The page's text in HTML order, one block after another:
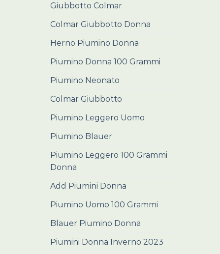
Giubbotto Colmar
Colmar Giubbotto Donna
Herno Piumino Donna
Piumino Donna 100 Grammi
Piumino Neonato
Colmar Giubbotto
Piumino Leggero Uomo
Piumino Blauer
Piumino Leggero 100 Grammi
Donna
Add Piumini Donna
Piumino Uomo 100 Grammi
Blauer Piumino Donna
Piumini Donna Inverno 2023